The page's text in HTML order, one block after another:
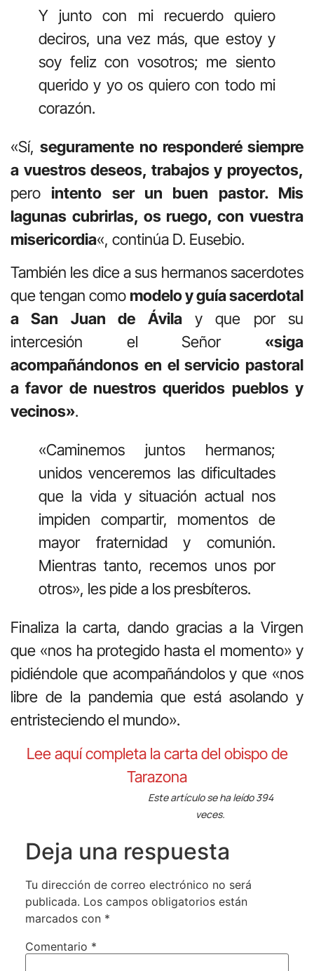
Y junto con mi recuerdo quiero
deciros, una vez más, que estoy y
soy feliz con vosotros; me siento
querido y yo os quiero con todo mi
corazón.
«Sí,seguramente no responderé siempre
a vuestros deseos, trabajos y proyectos,
pero intento ser un buen pastor. Mis
lagunas cubrirlas, os ruego, con vuestra
misericordia«, continúa D. Eusebio.
También les dice a sus hermanos sacerdotes
que tengan como modelo y guía sacerdotal
a San Juan de Ávilay que por su
intercesión el Señor «siga
acompañándonos en el servicio pastoral
a favor de nuestros queridos pueblos y
vecinos».
«Caminemos juntos hermanos;
unidos venceremos las dificultades
que la vida y situación actual nos
impiden compartir, momentos de
mayor fraternidad y comunión.
Mientras tanto, recemos unos por
otros», les pide a los presbíteros.
Finaliza la carta, dando gracias a la Virgen
que «nos ha protegido hasta el momento» y
pidiéndole que acompañándolos y que «nos
libre de la pandemia que está asolando y
entristeciendo el mundo».
Lee aquí completa la carta del obispo de
Tarazona
Este artículo se ha leído 394
veces.
Deja una respuesta
Tu dirección de correo electrónico no será
publicada. Los campos obligatorios están
marcados con *
Comentario *